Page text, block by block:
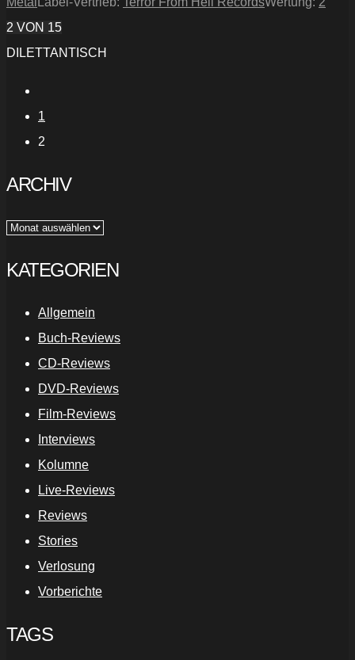
2 VON 15
DILETTANTISCH
1
2
ARCHIV
Archiv
KATEGORIEN
Allgemein
Buch-Reviews
CD-Reviews
DVD-Reviews
Film-Reviews
Interviews
Kolumne
Live-Reviews
Reviews
Stories
Verlosung
Vorberichte
TAGS